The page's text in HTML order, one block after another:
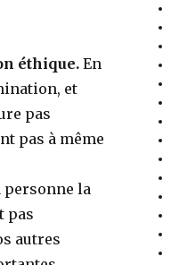
éthique.En
et
pas
pas à même
personne la
pas
autres